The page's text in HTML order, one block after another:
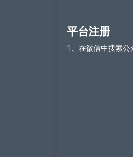
平台注册
1、在微信中搜索公